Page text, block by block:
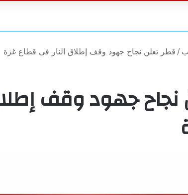
عن
/ قطر تعلن نجاح جهود وقف إطلاق النار في قطاع غزة
جهود وقف